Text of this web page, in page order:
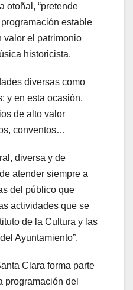
otoñal, “pretende
estable
valor el patrimonio
historicista.
diversas como
y en esta ocasión,
de alto valor
conventos…
diversa y de
atender siempre a
del público que
actividades que se
de la Cultura y las
Ayuntamiento”.
Clara forma parte
programación del